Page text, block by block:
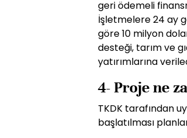
geri ödemeli
İşletmelere 24 ay
göre 10 milyon
desteği, tarım ve
yatırımlarına
4- Proje ne
TKDK tarafından
başlatılması